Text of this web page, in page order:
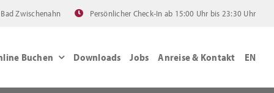
Zwischenahn Persönlicher Check-In ab 15:00 Uhr bis 23:30 Uhr
Buchen Downloads Jobs Anreise & Kontakt EN